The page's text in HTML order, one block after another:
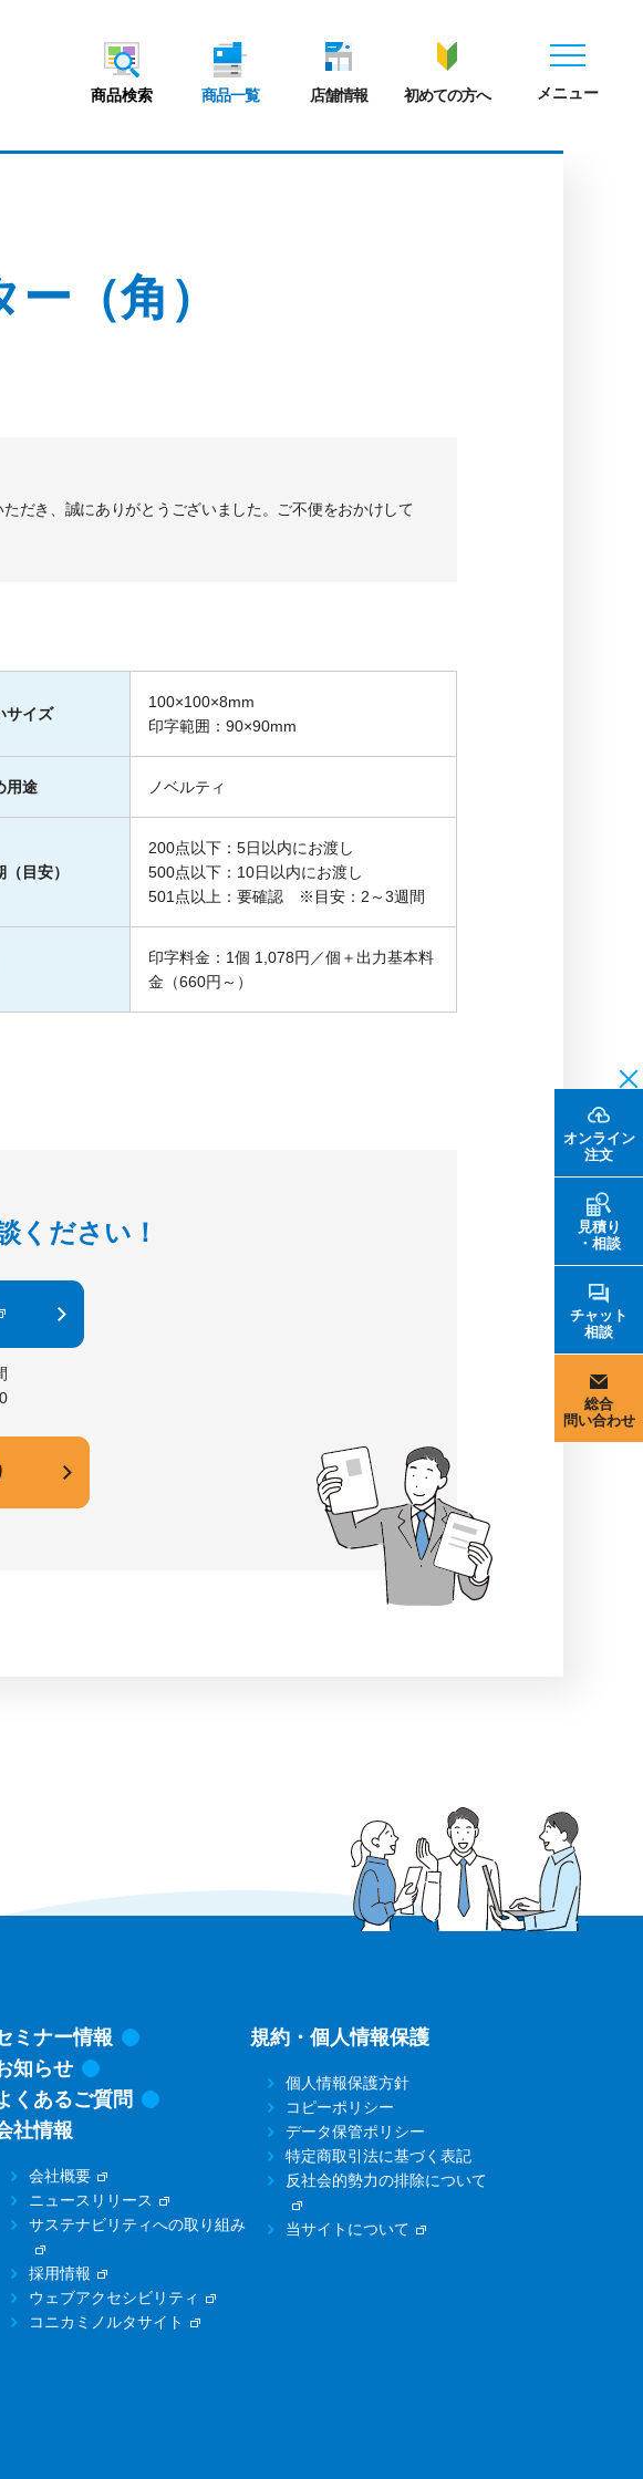
商品検索 商品一覧 店舗情報 初めての方へ メニュー
オンライン
注文
見積り
・相談
チャット
相談
総合
問い合わせ
（角）
だき、誠にありがとうございました。ご不便をおかけして
サイズ
100×100×8mm
印字範囲：90×90mm
用途 ノベルティ
目安）
200点以下：5日以内にお渡し
500点以下：10日以内にお渡し
501点以上：要確認 ※目安：2～3週間
印字料金：1個 1,078円／個＋出力基本料
金（660円～）
ください！
ミナー情報
知らせ
くあるご質問
社情報
会社概要
ニュースリリース
サステナビリティへの取り組み
採用情報
ウェブアクセシビリティ
コニカミノルタサイト
規約・個人情報保護
個人情報保護方針
コピーポリシー
データ保管ポリシー
特定商取引法に基づく表記
反社会的勢力の排除について
当サイトについて